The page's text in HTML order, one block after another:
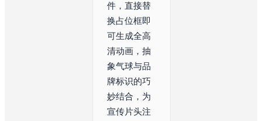
件，直接替
换占位框即
可生成全高
清动画，抽
象气球与品
牌标识的巧
妙结合，为
宣传片头注